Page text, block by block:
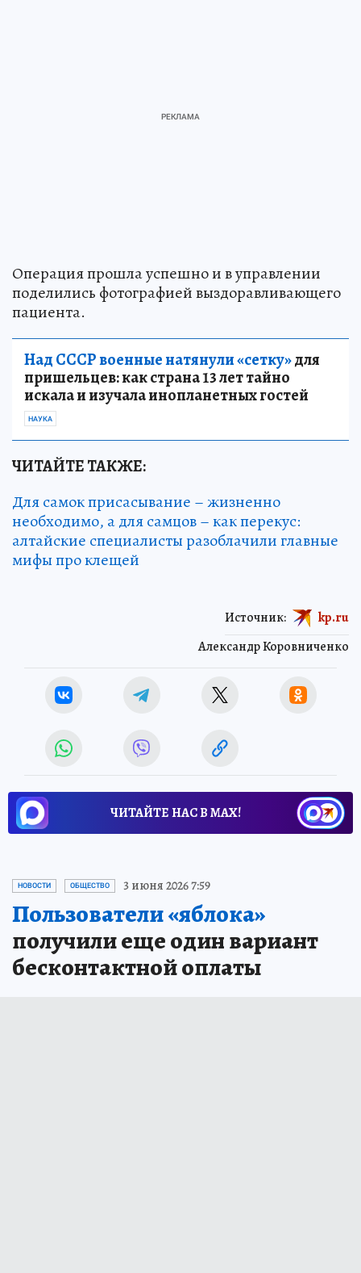
Операция прошла успешно и в управлении
поделились фотографией выздоравливающего
пациента.
Над СССР военные натянули «сетку»для
пришельцев: как страна 13 лет тайно
искала и изучала инопланетных гостей
НАУКА
ЧИТАЙТЕ ТАКЖЕ:
Для самок присасывание – жизненно
необходимо, а для самцов – как перекус:
алтайские специалисты разоблачили главные
мифы про клещей
Александр Коровниченко
Источник: kp.ru
ЧИТАЙТЕ НАС В МАХ!
НОВОСТИ ОБЩЕСТВО 3 июня 2026 7:59
Пользователи «яблока»
получили еще один вариант
бесконтактной оплаты